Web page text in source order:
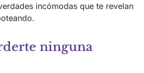
incómodas que te revelan
ninguna